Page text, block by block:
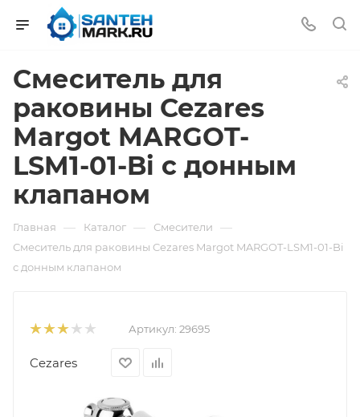
Смеситель для
раковины Cezares
Margot MARGOT-
LSM1-01-Bi с донным
клапаном
Главная — Каталог — Смесители —
Смеситель для раковины Cezares Margot MARGOT-LSM1-01-Bi
с донным клапаном
Артикул: 29695
Cezares